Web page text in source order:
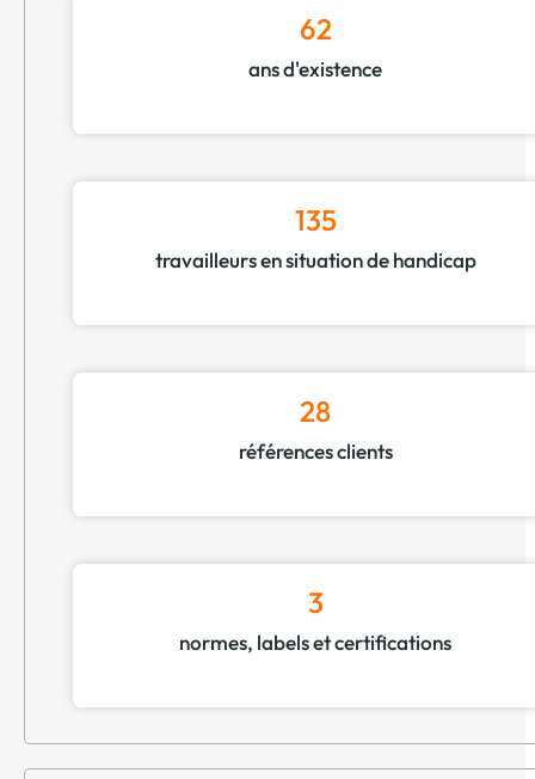
62
ans d'existence
135
travailleurs en situation de handicap
28
références clients
3
normes, labels et certifications